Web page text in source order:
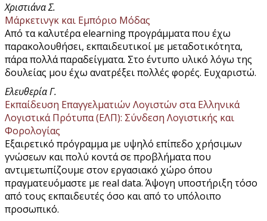
Χριστιάνα Σ.
Μάρκετινγκ και Εμπόριο Μόδας
Από τα καλυτέρα elearning προγράμματα που έχω
παρακολουθήσει, εκπαιδευτικοί με μεταδοτικότητα,
πάρα πολλά παραδείγματα. Στο έντυπο υλικό λόγω της
δουλείας μου έχω ανατρέξει πολλές φορές. Ευχαριστώ.
Ελευθερία Γ.
Εκπαίδευση Επαγγελματιών Λογιστών στα Ελληνικά
Λογιστικά Πρότυπα (ΕΛΠ): Σύνδεση Λογιστικής και
Φορολογίας
Εξαιρετικό πρόγραμμα με υψηλό επίπεδο χρήσιμων
γνώσεων και πολύ κοντά σε προβλήματα που
αντιμετωπίζουμε στον εργασιακό χώρο όπου
πραγματευόμαστε με real data. Άψογη υποστήριξη τόσο
από τους εκπαιδευτές όσο και από το υπόλοιπο
προσωπικό.